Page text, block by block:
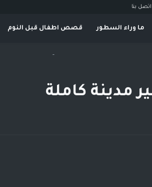
اتصل بنا
ما وراء السطور قصص اطفال قبل النوم
-
مدينة كاملة